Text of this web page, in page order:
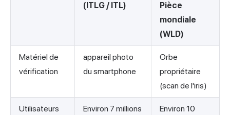
(ITLG / ITL)
Pièce
mondiale
(WLD)
Matériel de
vérification
appareil photo
du smartphone
Orbe
propriétaire
(scan de l'iris)
Utilisateurs
Environ 7 millions
Environ 10